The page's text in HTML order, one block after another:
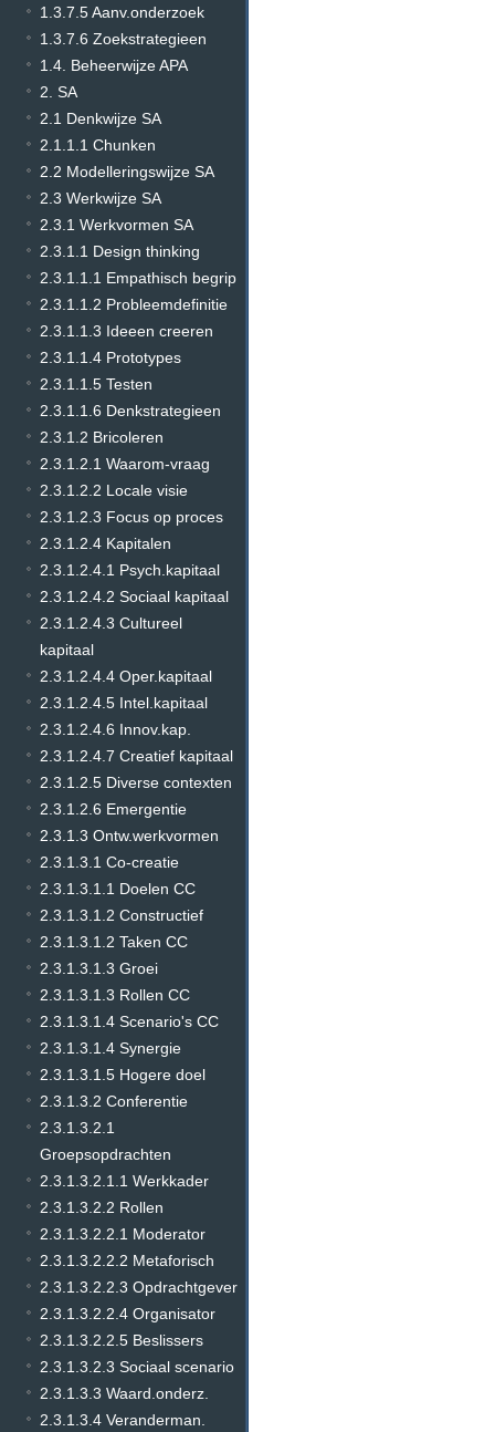
1.3.7.5 Aanv.onderzoek
1.3.7.6 Zoekstrategieen
1.4. Beheerwijze APA
2. SA
2.1 Denkwijze SA
2.1.1.1 Chunken
2.2 Modelleringswijze SA
2.3 Werkwijze SA
2.3.1 Werkvormen SA
2.3.1.1 Design thinking
2.3.1.1.1 Empathisch begrip
2.3.1.1.2 Probleemdefinitie
2.3.1.1.3 Ideeen creeren
2.3.1.1.4 Prototypes
2.3.1.1.5 Testen
2.3.1.1.6 Denkstrategieen
2.3.1.2 Bricoleren
2.3.1.2.1 Waarom-vraag
2.3.1.2.2 Locale visie
2.3.1.2.3 Focus op proces
2.3.1.2.4 Kapitalen
2.3.1.2.4.1 Psych.kapitaal
2.3.1.2.4.2 Sociaal kapitaal
2.3.1.2.4.3 Cultureel
kapitaal
2.3.1.2.4.4 Oper.kapitaal
2.3.1.2.4.5 Intel.kapitaal
2.3.1.2.4.6 Innov.kap.
2.3.1.2.4.7 Creatief kapitaal
2.3.1.2.5 Diverse contexten
2.3.1.2.6 Emergentie
2.3.1.3 Ontw.werkvormen
2.3.1.3.1 Co-creatie
2.3.1.3.1.1 Doelen CC
2.3.1.3.1.2 Constructief
2.3.1.3.1.2 Taken CC
2.3.1.3.1.3 Groei
2.3.1.3.1.3 Rollen CC
2.3.1.3.1.4 Scenario's CC
2.3.1.3.1.4 Synergie
2.3.1.3.1.5 Hogere doel
2.3.1.3.2 Conferentie
2.3.1.3.2.1
Groepsopdrachten
2.3.1.3.2.1.1 Werkkader
2.3.1.3.2.2 Rollen
2.3.1.3.2.2.1 Moderator
2.3.1.3.2.2.2 Metaforisch
2.3.1.3.2.2.3 Opdrachtgever
2.3.1.3.2.2.4 Organisator
2.3.1.3.2.2.5 Beslissers
2.3.1.3.2.3 Sociaal scenario
2.3.1.3.3 Waard.onderz.
2.3.1.3.4 Veranderman.